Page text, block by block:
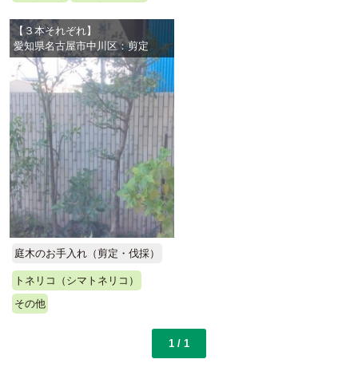
【３本それぞれ】
愛知県名古屋市中川区：剪定
庭木のお手入れ（剪定・伐採）
トネリコ（シマトネリコ）
その他
1 / 1